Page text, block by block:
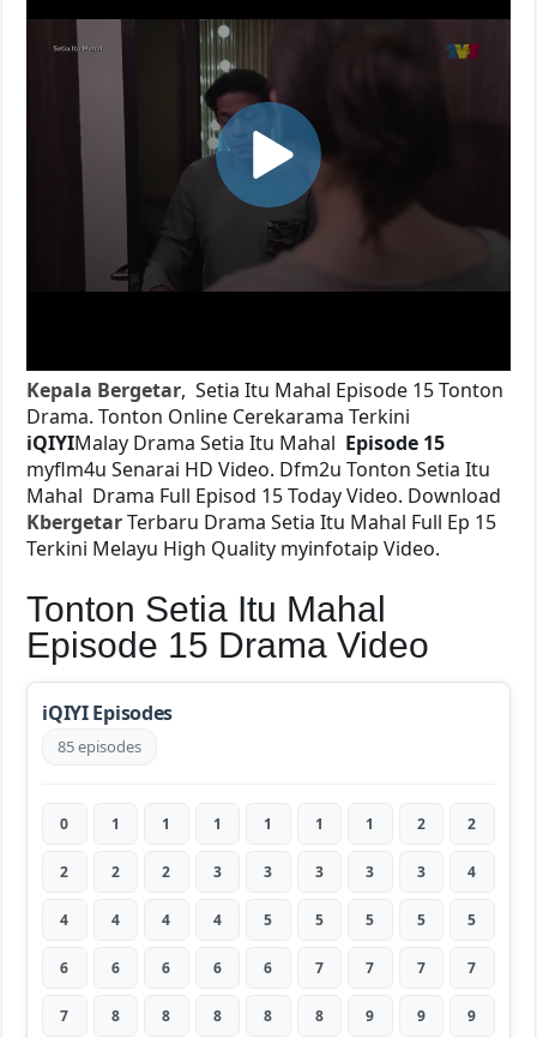
Kepala Bergetar, Setia Itu Mahal Episode 15 Tonton
Drama. Tonton Online Cerekarama Terkini
iQIYIMalay Drama Setia Itu Mahal Episode 15
myflm4u Senarai HD Video. Dfm2u Tonton Setia Itu
Mahal Drama Full Episod 15 Today Video. Download
KbergetarTerbaru Drama Setia Itu Mahal Full Ep 15
Terkini Melayu High Quality myinfotaip Video.
Tonton Setia Itu Mahal
Episode 15 Drama Video
iQIYI Episodes
85 episodes
0 1 1 1 1 1 1 2 2
2 2 2 3 3 3 3 3 4
4 4 4 4 5 5 5 5 5
6 6 6 6 6 7 7 7 7
7 8 8 8 8 8 9 9 9